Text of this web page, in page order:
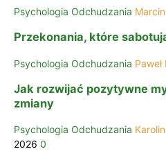
Psychologia Odchudzania
Przekonania, które
Psychologia Odchudzania
Jak rozwijać pozytywne
zmiany
Psychologia Odchudzania
2026 0